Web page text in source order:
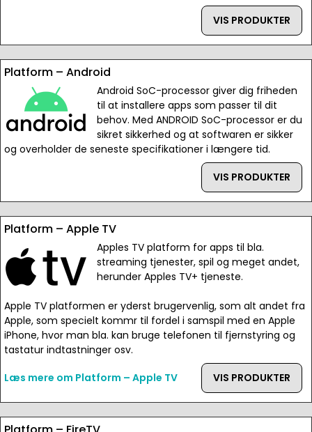
VIS PRODUKTER
Platform – Android
Android SoC-processor giver dig friheden
til at installere apps som passer til dit
behov. Med ANDROID SoC-processor er du
sikret sikkerhed og at softwaren er sikker
og overholder de seneste specifikationer i længere tid.
VIS PRODUKTER
Platform – Apple TV
Apples TV platform for apps til bla.
streaming tjenester, spil og meget andet,
herunder Apples TV+ tjeneste.
Apple TV platformen er yderst brugervenlig, som alt andet fra
Apple, som specielt kommr til fordel i samspil med en Apple
iPhone, hvor man bla. kan bruge telefonen til fjernstyring og
tastatur indtastninger osv.
Læs mere om Platform – Apple TV
VIS PRODUKTER